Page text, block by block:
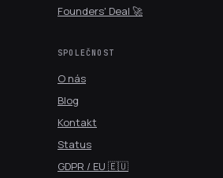
Founders' Deal 🚀
SPOLEČNOST
O nás
Blog
Kontakt
Status
GDPR / EU 🇪🇺